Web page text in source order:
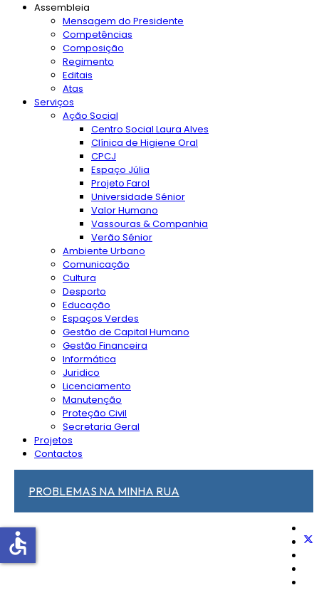
Assembleia
Mensagem do Presidente
Competências
Composição
Regimento
Editais
Atas
Serviços
Ação Social
Centro Social Laura Alves
Clínica de Higiene Oral
CPCJ
Espaço Júlia
Projeto Farol
Universidade Sénior
Valor Humano
Vassouras & Companhia
Verão Sénior
Ambiente Urbano
Comunicação
Cultura
Desporto
Educação
Espaços Verdes
Gestão de Capital Humano
Gestão Financeira
Informática
Juridico
Licenciamento
Manutenção
Proteção Civil
Secretaria Geral
Projetos
Contactos
PROBLEMAS NA MINHA RUA
accessible